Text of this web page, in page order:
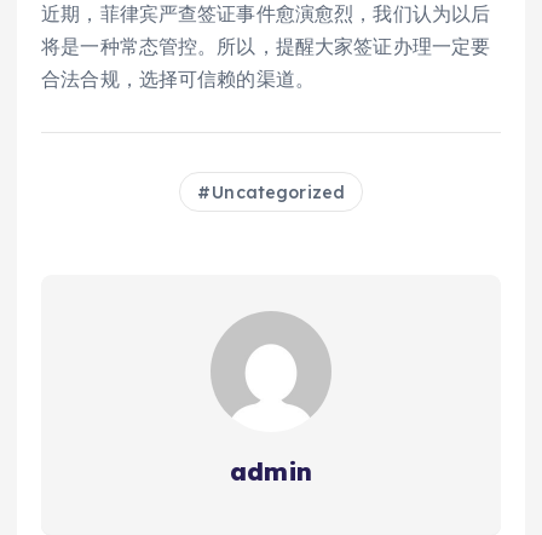
近期，菲律宾严查签证事件愈演愈烈，我们认为以后
将是一种常态管控。所以，提醒大家签证办理一定要
合法合规，选择可信赖的渠道。
Uncategorized
admin